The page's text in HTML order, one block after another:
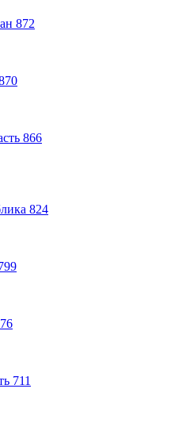
872
866
824
711